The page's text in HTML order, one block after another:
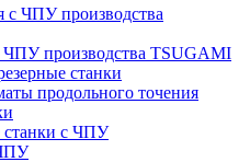
ЧПУ производства TSUGAMI
станки
продольного точения
с ЧПУ